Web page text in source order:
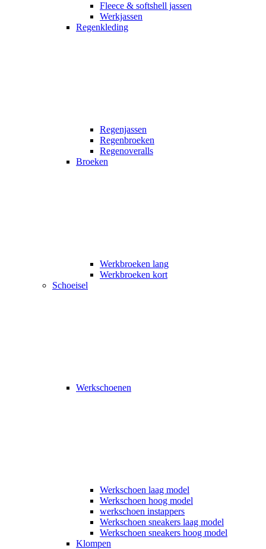
Fleece & softshell jassen
Werkjassen
Regenkleding
Regenjassen
Regenbroeken
Regenoveralls
Broeken
Werkbroeken lang
Werkbroeken kort
Schoeisel
Werkschoenen
Werkschoen laag model
Werkschoen hoog model
werkschoen instappers
Werkschoen sneakers laag model
Werkschoen sneakers hoog model
Klompen